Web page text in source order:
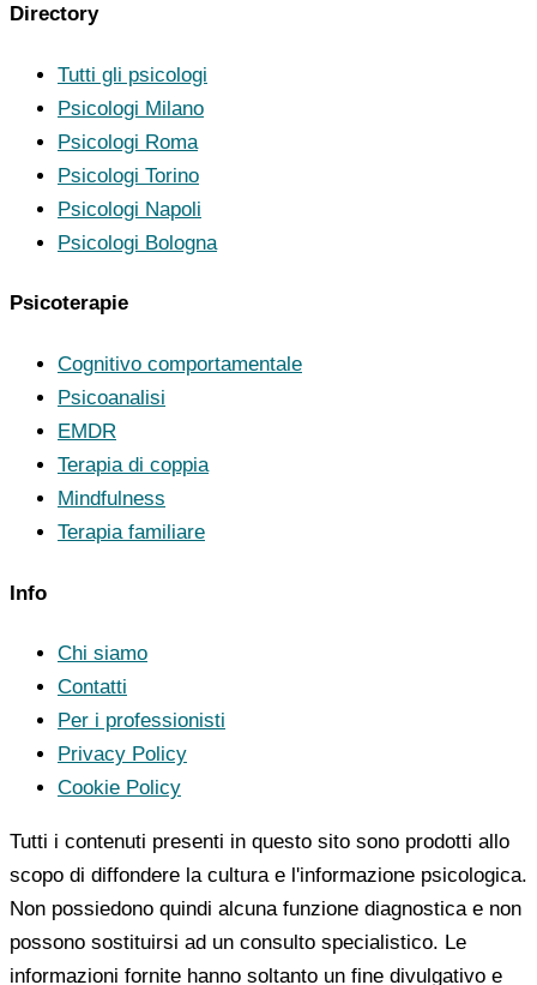
Directory
Tutti gli psicologi
Psicologi Milano
Psicologi Roma
Psicologi Torino
Psicologi Napoli
Psicologi Bologna
Psicoterapie
Cognitivo comportamentale
Psicoanalisi
EMDR
Terapia di coppia
Mindfulness
Terapia familiare
Info
Chi siamo
Contatti
Per i professionisti
Privacy Policy
Cookie Policy
Tutti i contenuti presenti in questo sito sono prodotti allo
scopo di diffondere la cultura e l'informazione psicologica.
Non possiedono quindi alcuna funzione diagnostica e non
possono sostituirsi ad un consulto specialistico. Le
informazioni fornite hanno soltanto un fine divulgativo e